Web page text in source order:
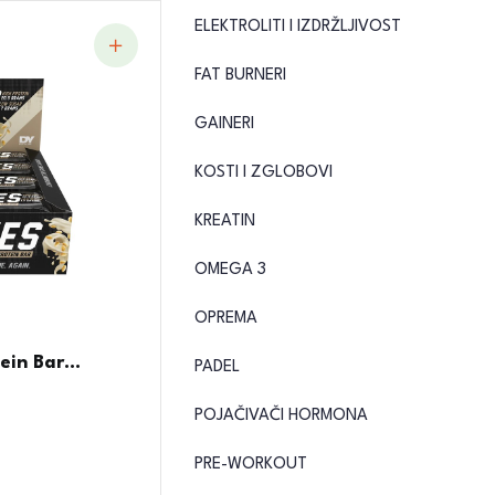
Bar...
ELEKTROLITI I IZDRŽLJIVOST
FAT BURNERI
GAINERI
KOSTI I ZGLOBOVI
KREATIN
OMEGA 3
OPREMA
PADEL
POJAČIVAČI HORMONA
PRE-WORKOUT